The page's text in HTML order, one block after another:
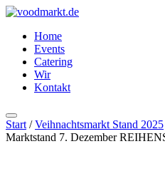
Zum
springenHome
Events
Catering
Wir
Kontakt
Start /Veihnachtsmarkt Stand 2025
Marktstand 7. Dezember